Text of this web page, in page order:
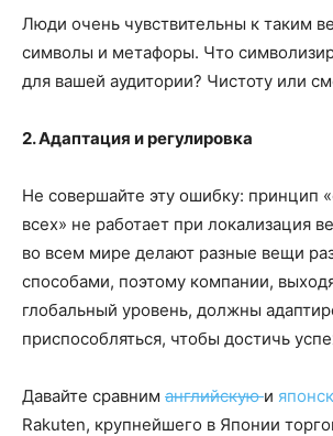
Люди очень чувствительны к таким
символы и метафоры. Что
для вашей аудитории? Чистоту или
2. Адаптация и регулировка
Не совершайте эту ошибку: принцип
всех» не работает при локализация
во всем мире делают разные вещи
способами, поэтому компании,
глобальный уровень, должны
приспособляться, чтобы достичь
Давайте сравним английскуюи
Rakuten, крупнейшего в Японии